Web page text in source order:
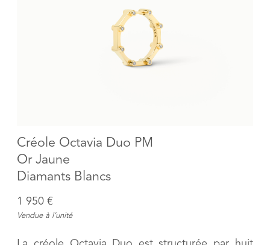
Créole Octavia Duo PM
Or Jaune
Diamants Blancs
1 950 €
Vendue à l’unité